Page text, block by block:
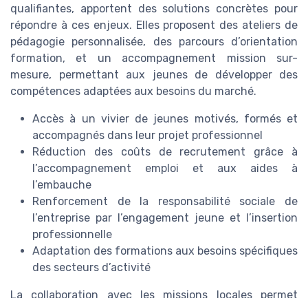
qualifiantes, apportent des solutions concrètes pour
répondre à ces enjeux. Elles proposent des ateliers de
pédagogie personnalisée, des parcours d’orientation
formation, et un accompagnement mission sur-
mesure, permettant aux jeunes de développer des
compétences adaptées aux besoins du marché.
Accès à un vivier de jeunes motivés, formés et
accompagnés dans leur projet professionnel
Réduction des coûts de recrutement grâce à
l’accompagnement emploi et aux aides à
l’embauche
Renforcement de la responsabilité sociale de
l’entreprise par l’engagement jeune et l’insertion
professionnelle
Adaptation des formations aux besoins spécifiques
des secteurs d’activité
La collaboration avec les missions locales permet